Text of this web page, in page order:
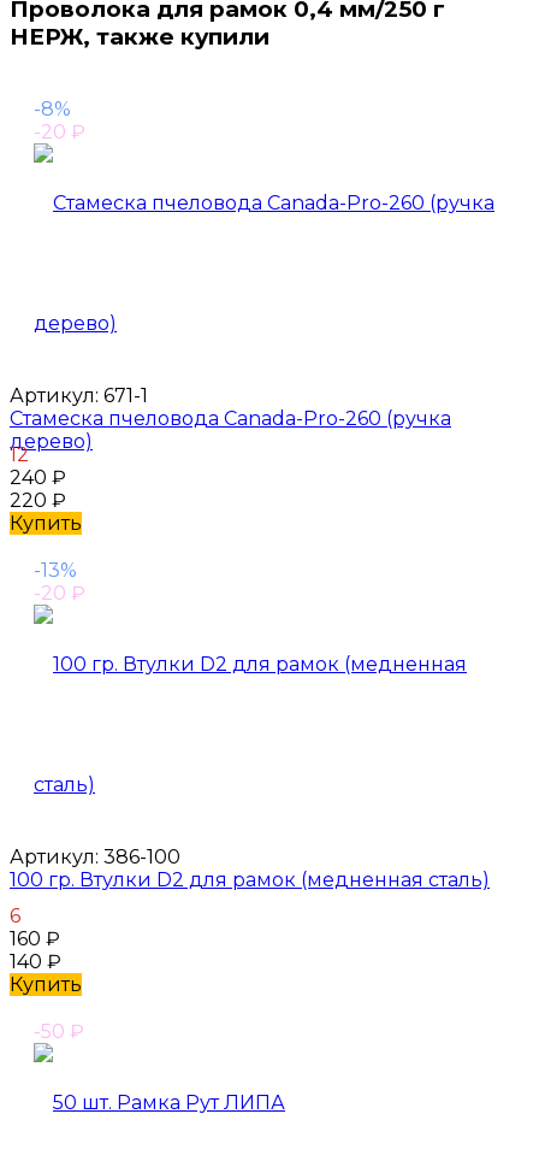
Проволока для рамок 0,4 мм/250 г
НЕРЖ, также купили
-8%
-20 ₽
Артикул: 671-1
Стамеска пчеловода Canada-Pro-260 (ручка
дерево)
12
240 ₽
220 ₽
Купить
-13%
-20 ₽
Артикул: 386-100
100 гр. Втулки D2 для рамок (медненная сталь)
6
160 ₽
140 ₽
Купить
-50 ₽